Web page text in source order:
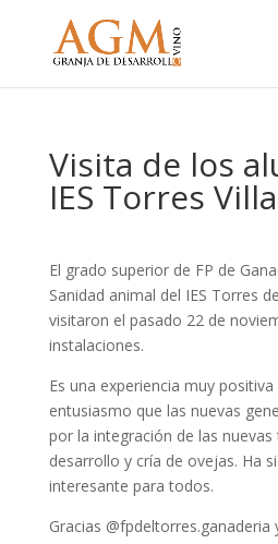
Visita de los
IES Torres
El grado superior de FP de
Sanidad animal del IES Torres
visitaron el pasado 22 de
instalaciones.
Es una experiencia muy
entusiasmo que las nuevas
por la integración de las
desarrollo y cría de ovejas. Ha
interesante para todos.
Gracias @fpdeltorres.ganaderia